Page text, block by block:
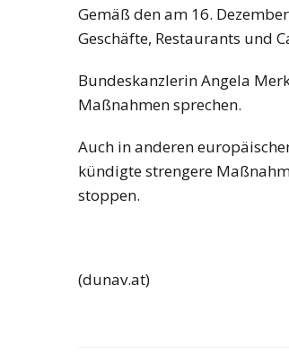
Gemäß den am 16.
Geschäfte, Restaurants und
Bundeskanzlerin Angela
Maßnahmen sprechen.
Auch in anderen
kündigte strengere
stoppen.
(dunav.at)